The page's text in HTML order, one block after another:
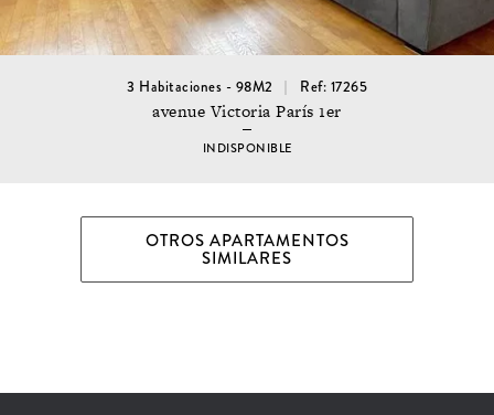
3 Habitaciones - 98M2 Ref: 17265
avenue Victoria París 1er
INDISPONIBLE
OTROS APARTAMENTOS
SIMILARES